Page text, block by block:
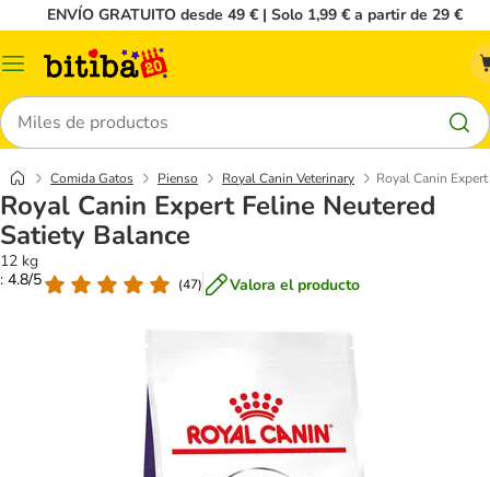
ENVÍO GRATUITO desde 49 € | Solo 1,99 € a partir de 29 €
Menú
Buscar
Comida Gatos Pienso Royal Canin Veterinary Royal Canin
Royal Canin Expert Feline Neutered
Satiety Balance
12 kg
: 4.8/5
(47) Valora el producto